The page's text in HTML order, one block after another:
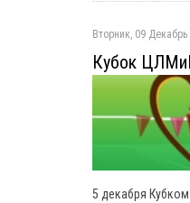
Вторник, 09
Кубок
5 декабря